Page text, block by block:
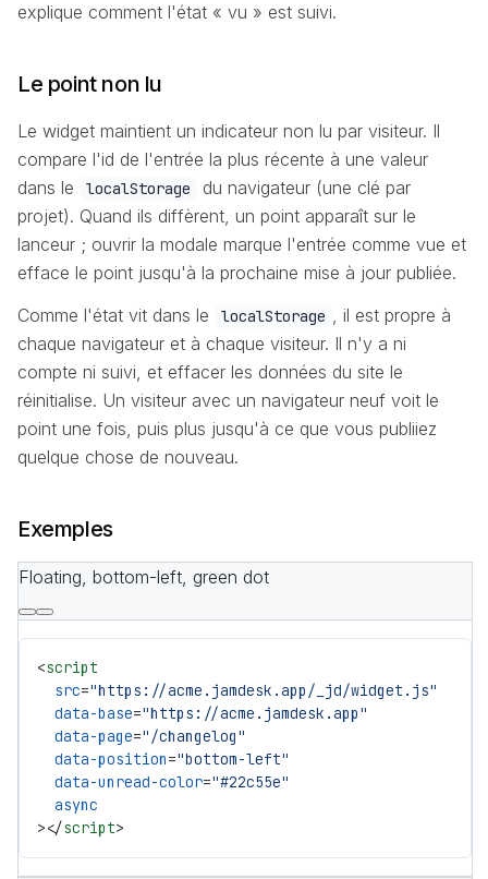
explique comment l'état « vu » est suivi.
Le point non lu
Le widget maintient un indicateur non lu par visiteur. Il
compare l'id de l'entrée la plus récente à une valeur
dans le
localStorage
du navigateur (une clé par
projet). Quand ils diffèrent, un point apparaît sur le
lanceur ; ouvrir la modale marque l'entrée comme vue et
efface le point jusqu'à la prochaine mise à jour publiée.
Comme l'état vit dans le
localStorage
, il est propre à
chaque navigateur et à chaque visiteur. Il n'y a ni
compte ni suivi, et effacer les données du site le
réinitialise. Un visiteur avec un navigateur neuf voit le
point une fois, puis plus jusqu'à ce que vous publiiez
quelque chose de nouveau.
Exemples
Floating, bottom-left, green dot
<script
  src
="https://acme.jamdesk.app/_jd/widget.js"
  data-base
="https://acme.jamdesk.app"
  data-page
="/changelog"
  data-position
="bottom-left"
  data-unread-color
="#22c55e"
  async
></script>